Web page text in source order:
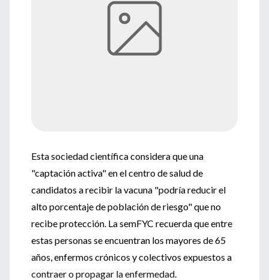
Esta sociedad científica considera que una
"captación activa" en el centro de salud de
candidatos a recibir la vacuna "podría reducir el
alto porcentaje de población de riesgo" que no
recibe protección. La semFYC recuerda que entre
estas personas se encuentran los mayores de 65
años, enfermos crónicos y colectivos expuestos a
contraer o propagar la enfermedad.